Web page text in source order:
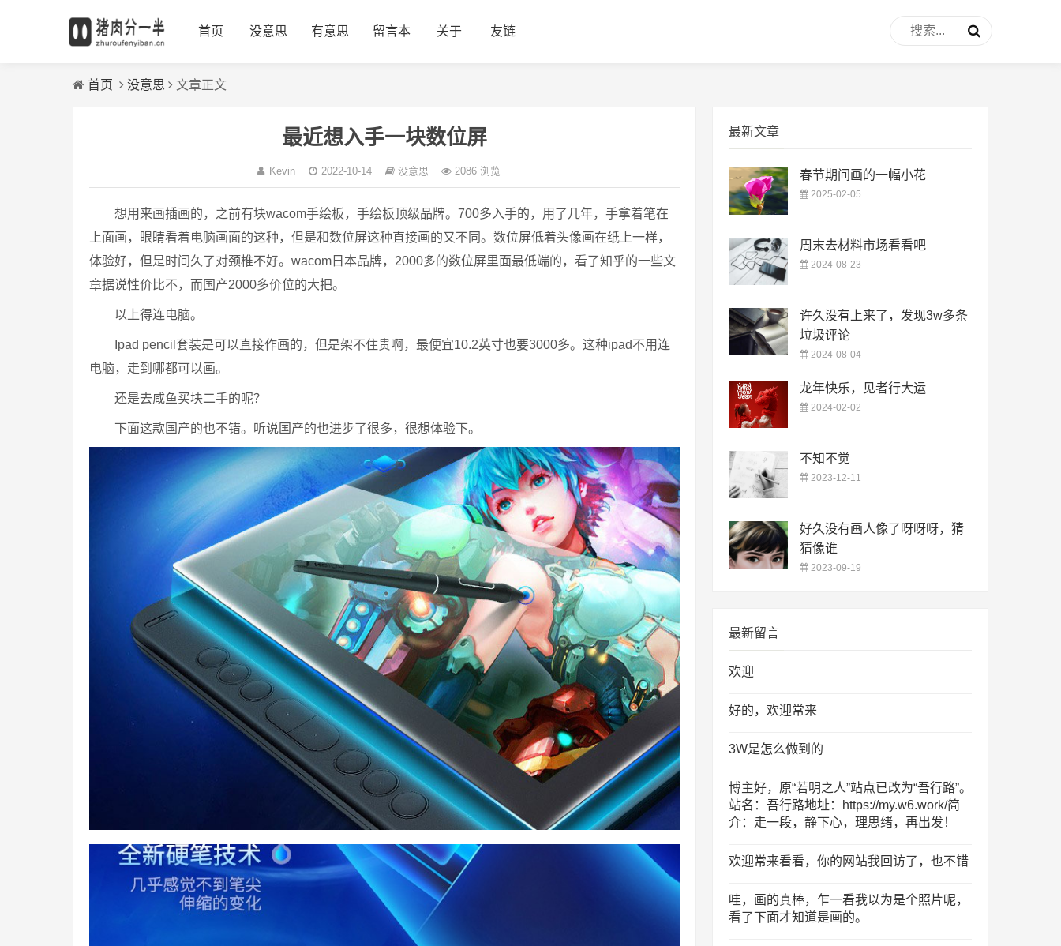
首页 没意思 有意思 留言本 关于 友链
首页 没意思 文章正文
最近想入手一块数位屏
Kevin 2022-10-14 没意思 2086 浏览
想用来画插画的，之前有块wacom手绘板，手绘板顶级品牌。700多入手的，用了几年，手拿着笔在
上面画，眼睛看着电脑画面的这种，但是和数位屏这种直接画的又不同。数位屏低着头像画在纸上一样，
体验好，但是时间久了对颈椎不好。wacom日本品牌，2000多的数位屏里面最低端的，看了知乎的一些文
章据说性价比不，而国产2000多价位的大把。
以上得连电脑。
Ipad pencil套装是可以直接作画的，但是架不住贵啊，最便宜10.2英寸也要3000多。这种ipad不用连
电脑，走到哪都可以画。
还是去咸鱼买块二手的呢？
下面这款国产的也不错。听说国产的也进步了很多，很想体验下。
最新文章
春节期间画的一幅小花
2025-02-05
周末去材料市场看看吧
2024-08-23
许久没有上来了，发现3w多条
垃圾评论
2024-08-04
龙年快乐，见者行大运
2024-02-02
不知不觉
2023-12-11
好久没有画人像了呀呀呀，猜
猜像谁
2023-09-19
最新留言
欢迎
好的，欢迎常来
3W是怎么做到的
博主好，原“若明之人”站点已改为“吾行路”。
站名：吾行路地址：https://my.w6.work/简
介：走一段，静下心，理思绪，再出发！
欢迎常来看看，你的网站我回访了，也不错
哇，画的真棒，乍一看我以为是个照片呢，
看了下面才知道是画的。